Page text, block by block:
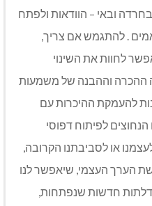
ובאי – הוודאות ולפתח
. להתגמש אם צריך,
לחוות את השינוי
ההכרה וההבנה של משמעות
להעמקת ההיכרות עם
לפיתוח דפוסי
או לסביבתנו הקרובה,
הערך העצמי, שיאפשר לנו
חדשות שנפתחות,